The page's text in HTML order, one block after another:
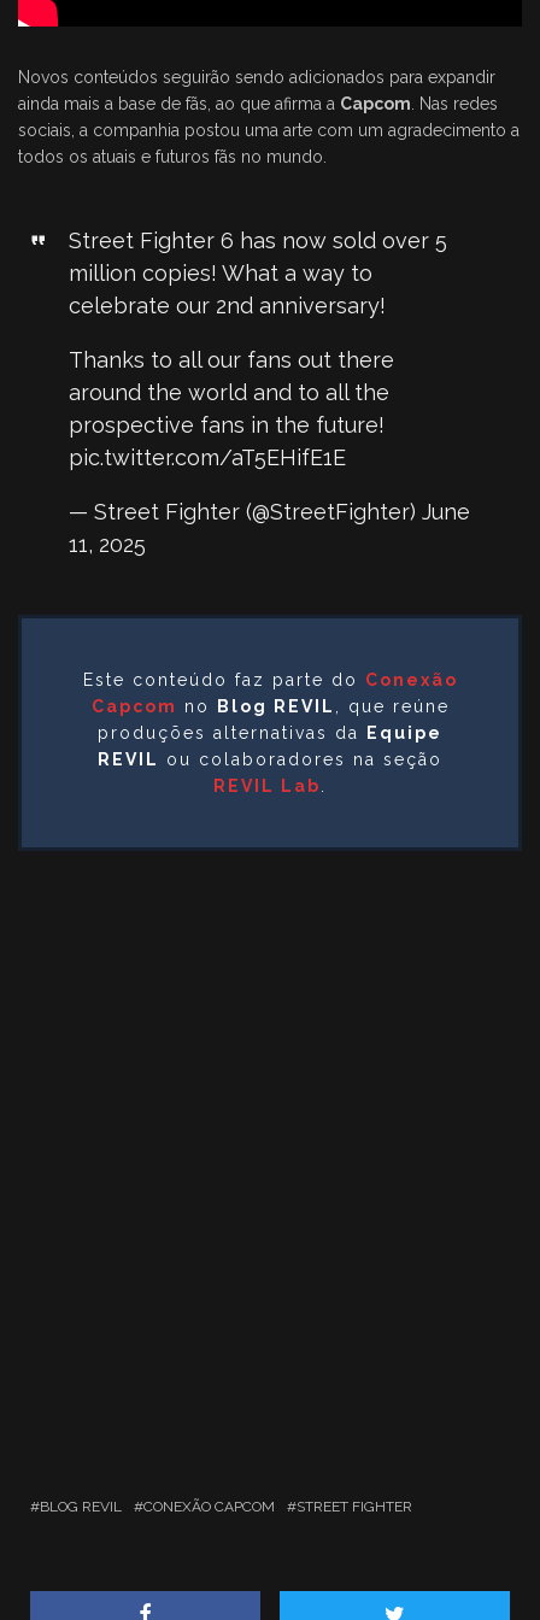
Novos conteúdos seguirão sendo adicionados para expandir
ainda mais a base de fãs, ao que afirma a Capcom . Nas redes
sociais, a companhia postou uma arte com um agradecimento a
todos os atuais e futuros fãs no mundo.
Street Fighter 6 has now sold over 5
million copies! What a way to
celebrate our 2nd anniversary!
Thanks to all our fans out there
around the world and to all the
prospective fans in the future!
pic.twitter.com/aT5EHifE1E
— Street Fighter (@StreetFighter) June
11, 2025
Este conteúdo faz parte do Conexão
Capcom
no Blog REVIL
, que reúne
produções alternativas da Equipe
REVIL
ou colaboradores na seção
REVIL Lab
BLOG REVIL CONEXÃO CAPCOM STREET FIGHTER